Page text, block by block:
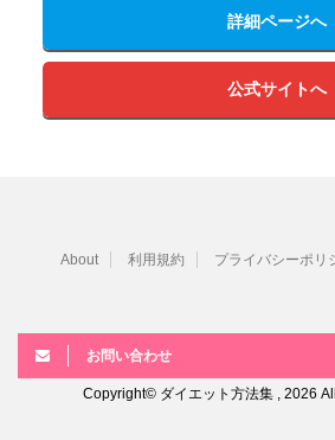
詳細ページへ
公式サイトへ
About 利用規約 プライバシーポリ
お問い合わせ
Copyright© ダイエット方法集 , 2026